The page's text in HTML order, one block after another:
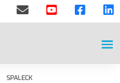
   
SPALECK